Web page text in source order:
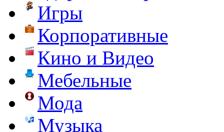
Игры
Корпоративные
Кино и Видео
Мебельные
Мода
Музыка